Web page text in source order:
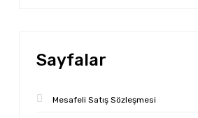
Sayfalar
Mesafeli Satış Sözleşmesi